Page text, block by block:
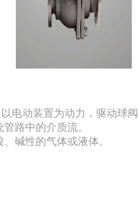
电动装置为动力，驱动球阀
路中的介质流。
碱性的气体或液体。